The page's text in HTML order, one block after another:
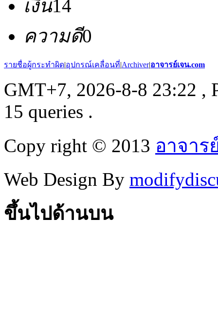
เงิน14
ความดี0
รายชื่อผู้กระทำผิด|อุปกรณ์เคลื่อนที่|Archiver|อาจารย์เจน.com
GMT+7, 2026-8-8 23:22 ,
15 queries .
Copy right © 2013 อาจาร
Web Design By
ขึ้นไปด้านบน